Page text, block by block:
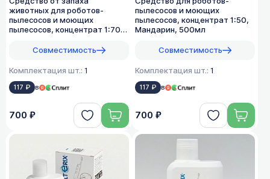
животных для роботов-
пылесосов и моющих
пылесосов, концентрат 1:70,
Совместимость
Комплектация шт.: 1
117 ₽ в
700 ₽
пылесосов и моющих
пылесосов, концентрат 1:50,
Мандарин, 500мл
Совместимость
Комплектация шт.: 1
117 ₽ в
700 ₽